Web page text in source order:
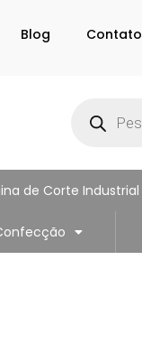
Blog Contato
de Corte Industrial